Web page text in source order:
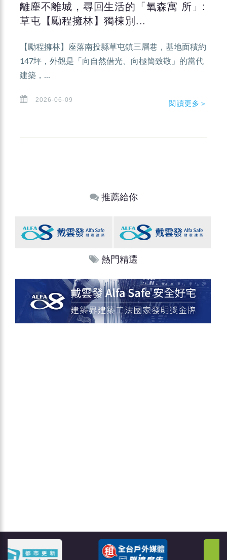
離塵不離城，尋回生活的「氧森寓 所」:
草屯【勵程擁林】獨棟別...
【勵程擁林】座落南投縣草屯鎮三層巷，基地面積約
147坪，外觀是「向自然借光、向極簡致敬」的當代
建築，...
2026-06-09 閱讀更多＞
推薦給你
熱門精選